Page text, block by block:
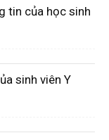
tin của học sinh
sinh viên Y